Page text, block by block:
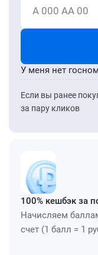
А 000 АА 00
Если вы ранее
за пару кликов
У меня нет
100% кешбэк за
Начисляем
счет (1 балл = 1